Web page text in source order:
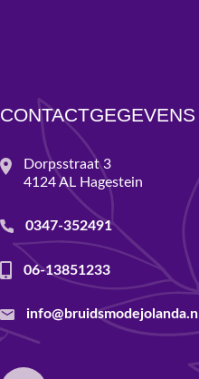
CONTACTGEGEVENS
Dorpsstraat 3
4124 AL Hagestein
0347-352491
06-13851233
info@bruidsmodejolanda.nl